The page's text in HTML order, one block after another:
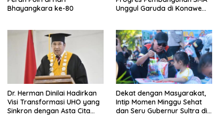
Bhayangkara ke-80
Unggul Garuda di Konawe
Dr. Herman Dinilai Hadirkan
Visi Transformasi UHO yang
Sinkron dengan Asta Cita
Dekat dengan Masyarakat,
Intip Momen Minggu Sehat
dan Seru Gubernur Sultra di